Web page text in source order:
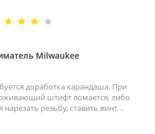
Milwaukee
доработка карандаша. При
штифт ломается, либо
нарезать резьбу, ставить винт. ..